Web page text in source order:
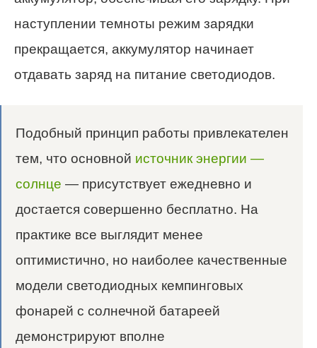
наступлении темноты режим зарядки
прекращается, аккумулятор начинает
отдавать заряд на питание светодиодов.
Подобный принцип работы привлекателен
тем, что основной источник энергии —
солнце — присутствует ежедневно и
достается совершенно бесплатно. На
практике все выглядит менее
оптимистично, но наиболее качественные
модели светодиодных кемпинговых
фонарей с солнечной батареей
демонстрируют вполне